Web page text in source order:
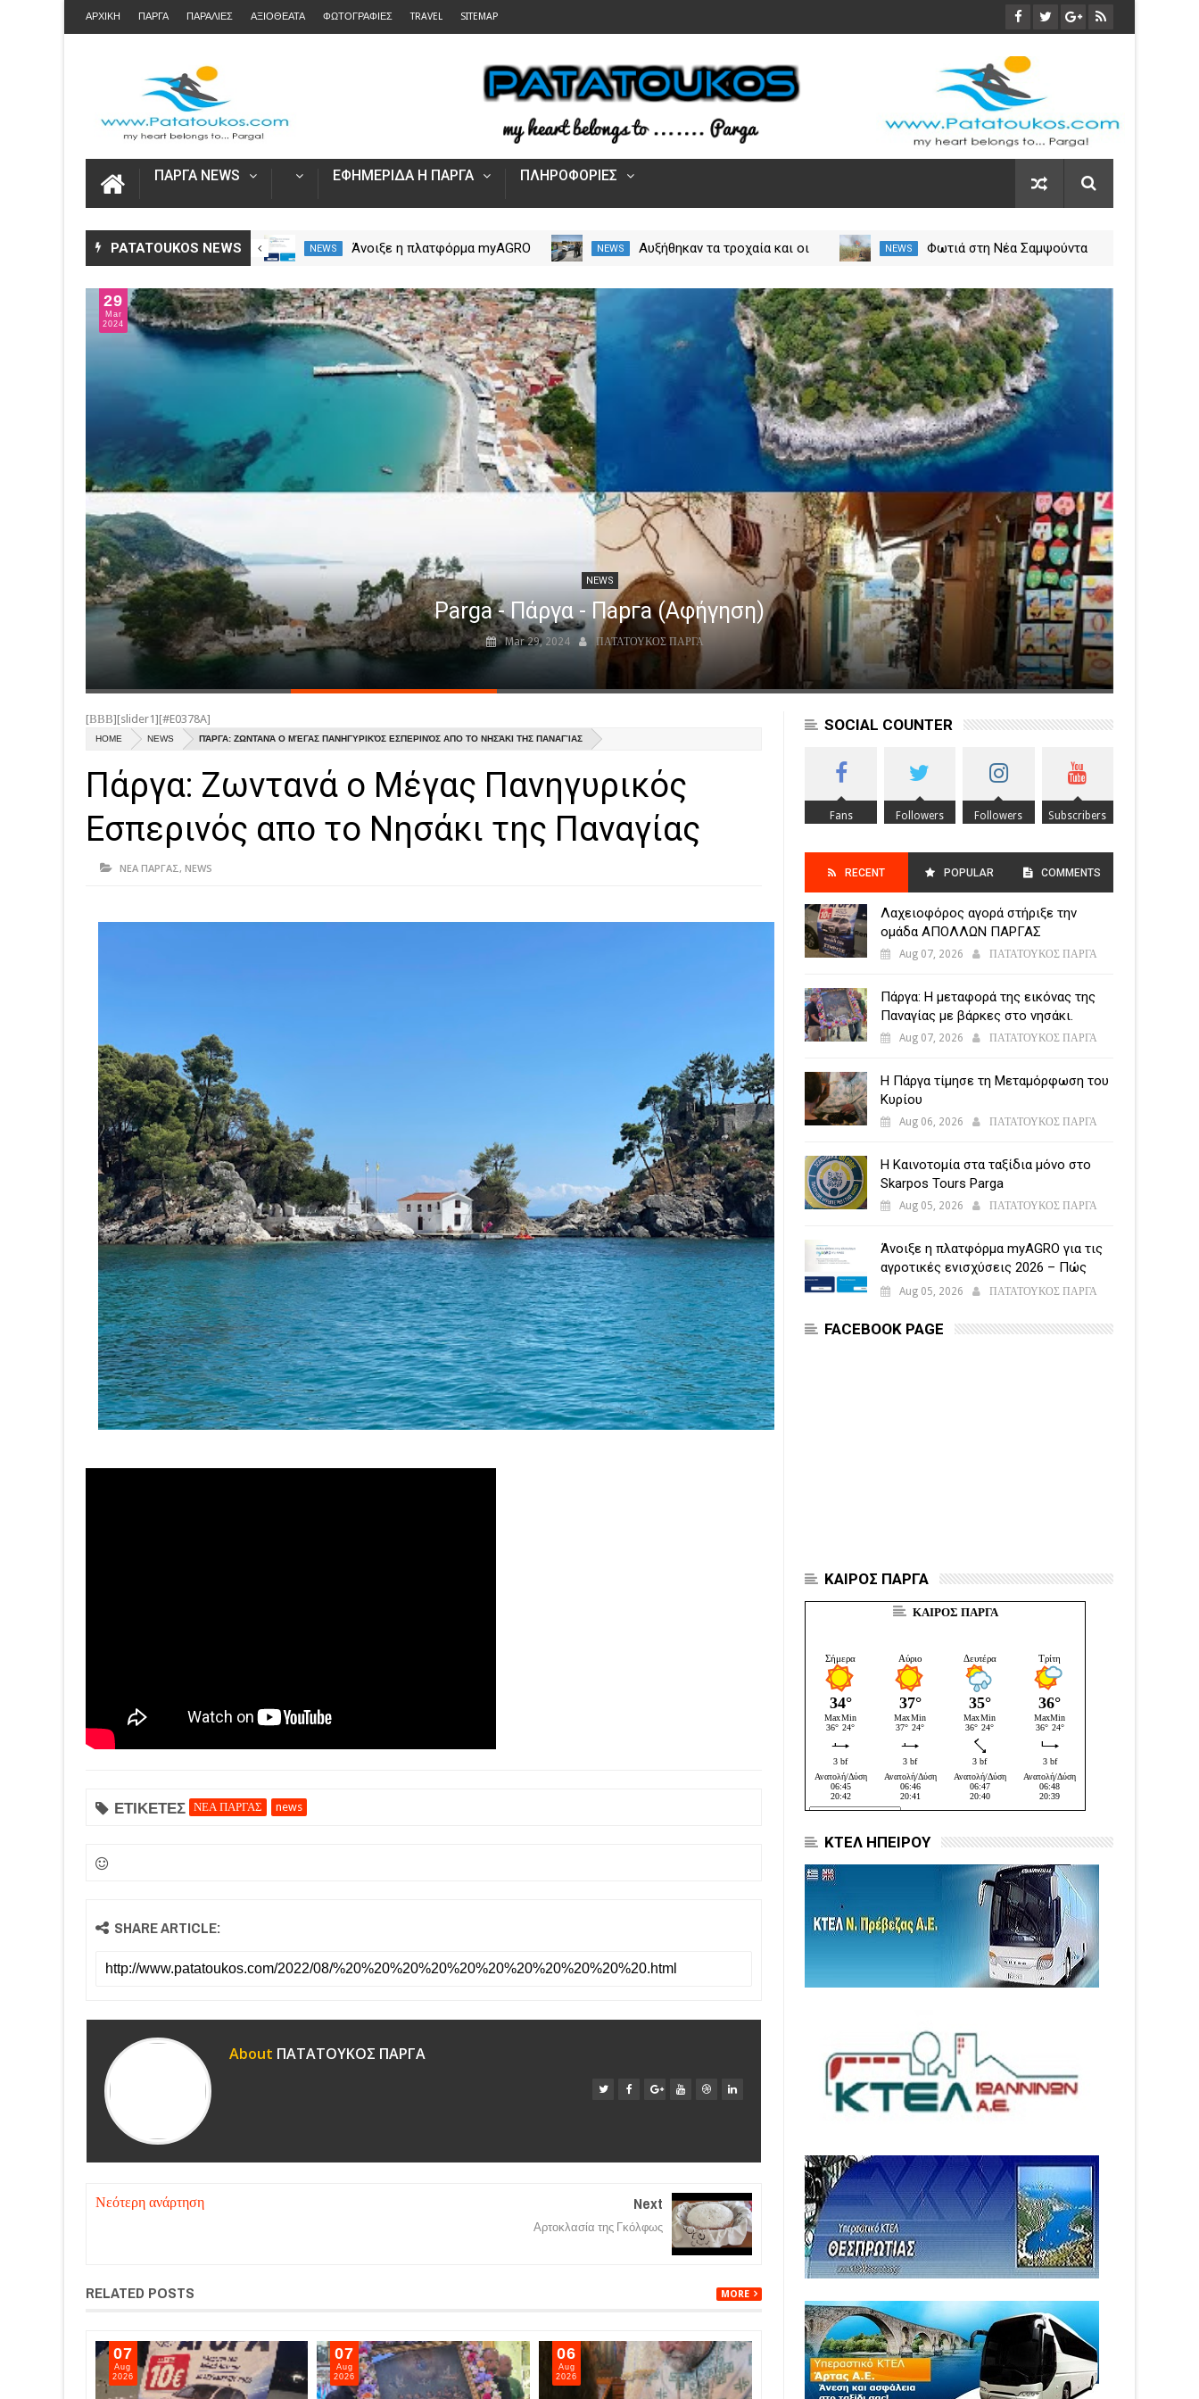
ΑΡΧΙΚΗ ΠΑΡΓΑ ΠΑΡΑΛΙΕΣ ΑΞΙΟΘΕΑΤΑ ΦΩΤΟΓΡΑΦΙΕΣ TRAVEL SITEMAP
ΠΑΡΓΑ NEWS ΕΦΗΜΕΡΙΔΑ Η ΠΑΡΓΑ ΠΛΗΡΟΦΟΡΙΕΣ
PATATOUKOS NEWS
Η Καινοτομία στα ταξίδια μόνο
στο Skarpos Tours Parga
NEWS
Άνοιξε η πλατφόρμα myAGRO
Ενιαία Αίτηση Ενίσχυσης
NEWS
Αυξήθηκαν τα τροχαία και οι
NEWS
Φωτιά στη Νέα Σαμψούντα
δυνάμεις
29
Mar
2024
NEWS
Parga - Πάργα - Парга (Αφήγηση)
Mar 29, 2024 ΠΑΤΑΤΟΥΚΟΣ ΠΑΡΓΑ
[ΒΒΒ][slider1][#E0378A]
HOME NEWS ΠΆΡΓΑ: ΖΩΝΤΑΝΆ Ο ΜΈΓΑΣ ΠΑΝΗΓΥΡΙΚΌΣ ΕΣΠΕΡΙΝΌΣ ΑΠΟ ΤΟ ΝΗΣΆΚΙ ΤΗΣ ΠΑΝΑΓΊΑΣ
Πάργα: Ζωντανά ο Μέγας Πανηγυρικός
Εσπερινός απο το Νησάκι της Παναγίας
ΝΕΑ ΠΑΡΓΑΣ, NEWS
ΕΤΙΚΕΤΕΣ ΝΕΑ ΠΑΡΓΑΣ news
SHARE ARTICLE:
About ΠΑΤΑΤΟΥΚΟΣ ΠΑΡΓΑ
Νεότερη ανάρτηση Next
Αρτοκλασία της Γκόλφως
RELATED POSTS MORE
07
Aug
2026
07
Aug
2026
06
Aug
2026
Aug
2026
SOCIAL COUNTER
Fans Followers Followers Subscribers
RECENT POPULAR
POSTS
COMMENTS
Λαχειοφόρος αγορά στήριξε την
ομάδα ΑΠΟΛΛΩΝ ΠΑΡΓΑΣ
Aug 07, 2026 ΠΑΤΑΤΟΥΚΟΣ ΠΑΡΓΑ
Πάργα: Η μεταφορά της εικόνας της
Παναγίας με βάρκες στο νησάκι.
Aug 07, 2026 ΠΑΤΑΤΟΥΚΟΣ ΠΑΡΓΑ
Η Πάργα τίμησε τη Μεταμόρφωση του
Κυρίου
Aug 06, 2026 ΠΑΤΑΤΟΥΚΟΣ ΠΑΡΓΑ
Η Καινοτομία στα ταξίδια μόνο στο
Skarpos Tours Parga
Aug 05, 2026 ΠΑΤΑΤΟΥΚΟΣ ΠΑΡΓΑ
Άνοιξε η πλατφόρμα myAGRO για τις
αγροτικές ενισχύσεις 2026 – Πώς
υποβάλλεται η Ενιαία Αίτηση
Aug 05, 2026 ΠΑΤΑΤΟΥΚΟΣ ΠΑΡΓΑ
FACEBOOK PAGE
ΚΑΙΡΟΣ ΠΑΡΓΑ
ΚΑΙΡΟΣ ΠΑΡΓΑ
ΚΤΕΛ ΗΠΕΙΡΟΥ